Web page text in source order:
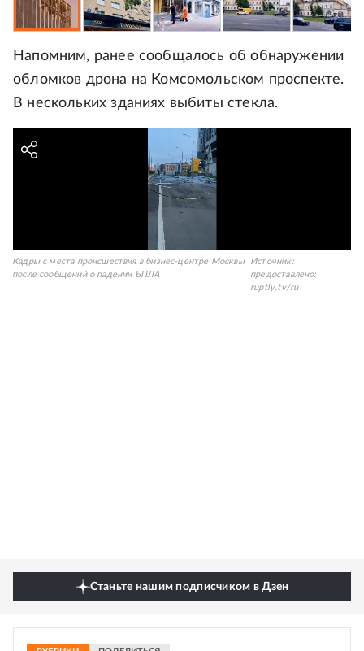
Напомним, ранее сообщалось об обнаружении
обломков дрона на Комсомольском проспекте.
В нескольких зданиях выбиты стекла.
Кадры с места происшествия в бизнес-центре Москвы
после сообщений о падении БПЛА
Источник:
предоставлено:
ruptly.tv/ru
Станьте нашим подписчиком в Дзен